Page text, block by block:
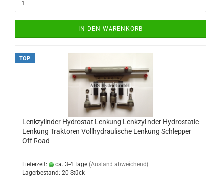
IN DEN WARENKORB
TOP
Lenkzylinder Hydrostat Lenkung Lenkzylinder Hydrostatic
Lenkung Traktoren Vollhydraulische Lenkung Schlepper
Off Road
Lieferzeit: ca. 3-4 Tage (Ausland abweichend)
Lagerbestand: 20 Stück